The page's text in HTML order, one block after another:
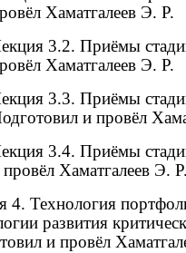
Хаматгалеев Э. Р.
3.2. Приёмы
Хаматгалеев Э. Р.
3.3. Приёмы
и провёл
3.4. Приёмы
провёл Хаматгалеев Э.
4. Технология
развития
и провёл